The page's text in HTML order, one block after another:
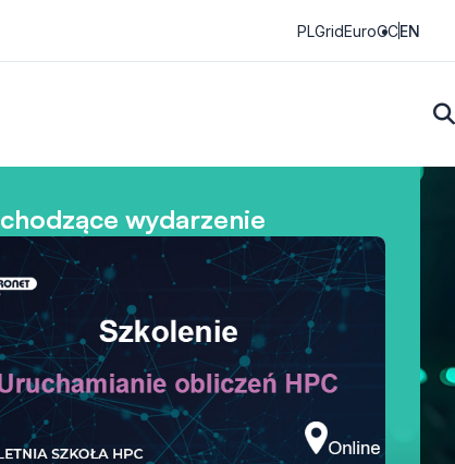
PLGridEuroCCEN
wydarzenie